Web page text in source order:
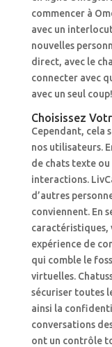
commencer à
avec un
nouvelles
direct, avec le
connecter avec
avec un seul coup!
Choisissez
Cependant, cela
nos utilisateurs.
de chats texte
interactions.
d’autres
conviennent. En
caractéristiques,
expérience de
qui comble le
virtuelles.
sécuriser toutes
ainsi la
conversations
ont un contrôle